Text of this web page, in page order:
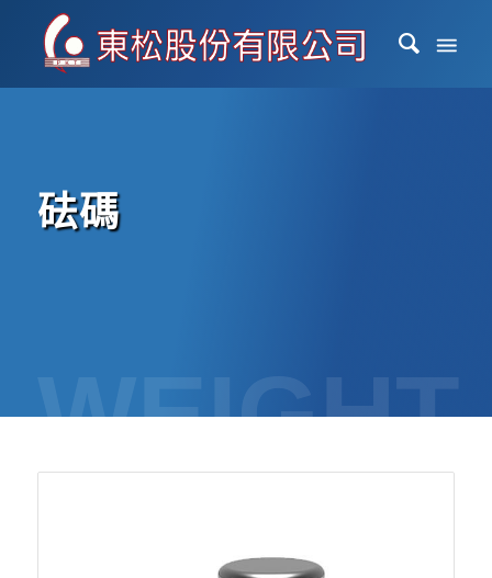
砝碼
WEIGHT